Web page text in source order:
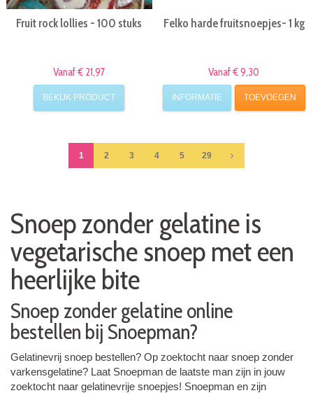
Fruit rock lollies - 100 stuks
Vanaf € 21,97
BEKIJK PRODUCT
Felko harde fruitsnoepjes- 1 kg
Vanaf € 9,30
INFORMATIE TOEVOEGEN
1 2 3 4 5 29
Snoep zonder gelatine is
vegetarische snoep met een
heerlijke bite
Snoep zonder gelatine online
bestellen bij Snoepman?
Gelatinevrij snoep bestellen? Op zoektocht naar snoep zonder
varkensgelatine? Laat Snoepman de laatste man zijn in jouw
zoektocht naar gelatinevrije snoepjes! Snoepman en zijn